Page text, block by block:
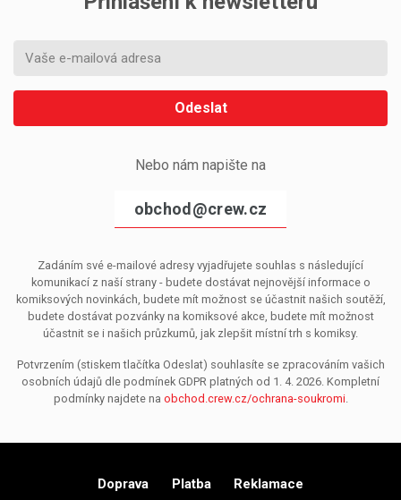
Odeslat
Nebo nám napište na
obchod@crew.cz
Zadáním své e-mailové adresy vyjadřujete souhlas s následující
komunikací z naší strany - budete dostávat nejnovější informace o
komiksových novinkách, budete mít možnost se účastnit našich soutěží,
budete dostávat pozvánky na komiksové akce, budete mít možnost
účastnit se i našich průzkumů, jak zlepšit místní trh s komiksy.
Potvrzením (stiskem tlačítka Odeslat) souhlasíte se zpracováním vašich
osobních údajů dle podmínek GDPR platných od 1. 4. 2026. Kompletní
podmínky najdete na obchod.crew.cz/ochrana-soukromi.
Doprava Platba
Reklamace